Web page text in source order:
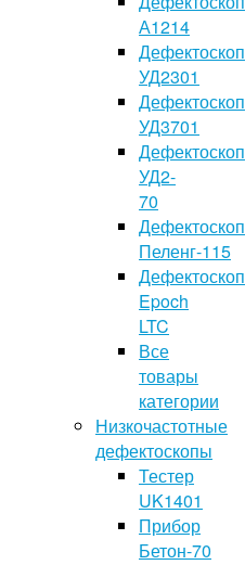
А1214
Дефектоскоп
УД2301
Дефектоскоп
УД3701
Дефектоскоп
УД2-
70
Дефектоскоп
Пеленг-115
Дефектоскоп
Epoch
LTC
Все
товары
категории
Низкочастотные
дефектоскопы
Тестер
UK1401
Прибор
Бетон-70